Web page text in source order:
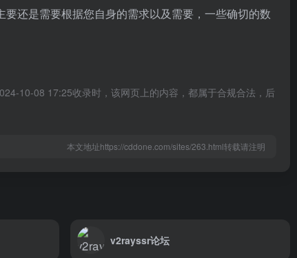
还是需要根据您自身的需求以及需要，一些确切的数
10-08 17:25收录时，该网页上的内容，都属于合规合法，后
本文地址https://cddone.com/sites/263.html转载请注明
v2rayssr论坛